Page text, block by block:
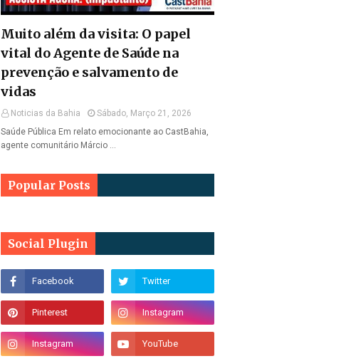
Muito além da visita: O papel
vital do Agente de Saúde na
prevenção e salvamento de
vidas
Noticias da Bahia
Sábado, Março 21, 2026
Saúde Pública Em relato emocionante ao CastBahia,
agente comunitário Márcio …
Popular Posts
Social Plugin